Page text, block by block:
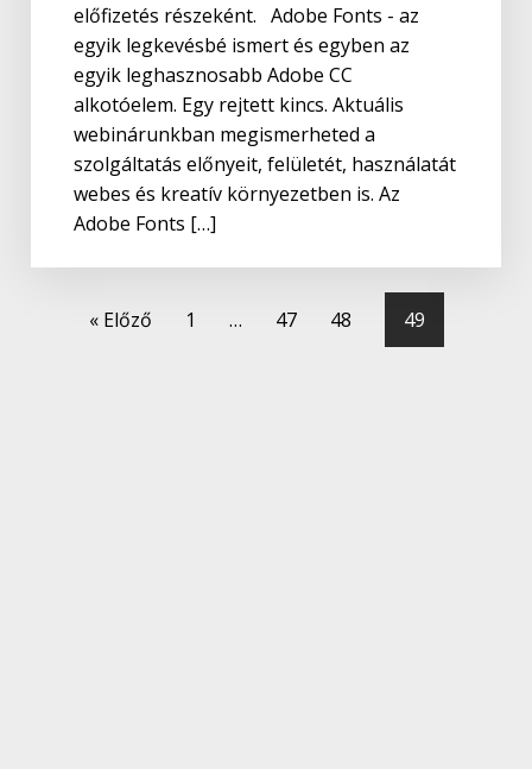
előfizetés részeként. Adobe Fonts - az
egyik legkevésbé ismert és egyben az
egyik leghasznosabb Adobe CC
alkotóelem. Egy rejtett kincs. Aktuális
webinárunkban megismerheted a
szolgáltatás előnyeit, felületét, használatát
webes és kreatív környezetben is. Az
Adobe Fonts […]
« Előző 1 … 47 48 49